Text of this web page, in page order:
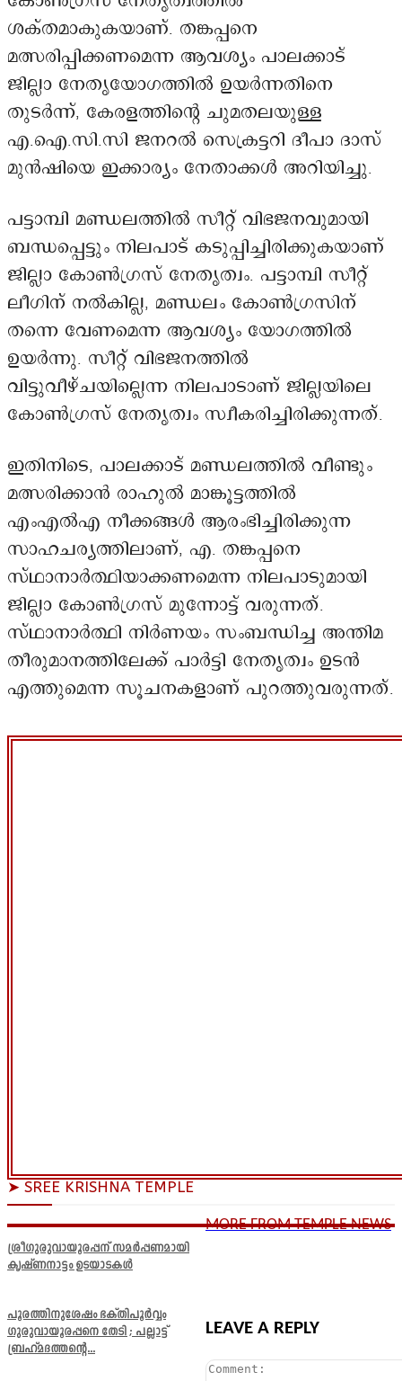
ശക്തമാകുകയാണ്. തങ്കപ്പനെ
മത്സരിപ്പിക്കണമെന്ന ആവശ്യം പാലക്കാട്
ജില്ലാ നേതൃയോഗത്തിൽ ഉയർന്നതിനെ
തുടർന്ന്, കേരളത്തിന്റെ ചുമതലയുള്ള
എ.ഐ.സി.സി ജനറൽ സെക്രട്ടറി ദീപാ ദാസ്
മുൻഷിയെ ഇക്കാര്യം നേതാക്കൾ അറിയിച്ചു.
പട്ടാമ്പി മണ്ഡലത്തിൽ സീറ്റ് വിഭജനവുമായി
ബന്ധപ്പെട്ടും നിലപാട് കടുപ്പിച്ചിരിക്കുകയാണ്
ജില്ലാ കോൺഗ്രസ് നേതൃത്വം. പട്ടാമ്പി സീറ്റ്
ലീഗിന് നൽകില്ല, മണ്ഡലം കോൺഗ്രസിന്
തന്നെ വേണമെന്ന ആവശ്യം യോഗത്തിൽ
ഉയർന്നു. സീറ്റ് വിഭജനത്തിൽ
വിട്ടുവീഴ്ചയില്ലെന്ന നിലപാടാണ് ജില്ലയിലെ
കോൺഗ്രസ് നേതൃത്വം സ്വീകരിച്ചിരിക്കുന്നത്.
ഇതിനിടെ, പാലക്കാട് മണ്ഡലത്തിൽ വീണ്ടും
മത്സരിക്കാൻ രാഹുൽ മാങ്കൂട്ടത്തിൽ
എംഎൽഎ നീക്കങ്ങൾ ആരംഭിച്ചിരിക്കുന്ന
സാഹചര്യത്തിലാണ്, എ. തങ്കപ്പനെ
സ്ഥാനാർത്ഥിയാക്കണമെന്ന നിലപാടുമായി
ജില്ലാ കോൺഗ്രസ് മുന്നോട്ട് വരുന്നത്.
സ്ഥാനാർത്ഥി നിർണയം സംബന്ധിച്ച അന്തിമ
തീരുമാനത്തിലേക്ക് പാർട്ടി നേതൃത്വം ഉടൻ
എത്തുമെന്ന സൂചനകളാണ് പുറത്തുവരുന്നത്.
➤ SREE KRISHNA TEMPLE
ശ്രീഗുരുവായൂരപ്പന് സമർപ്പണമായി
കൃഷ്ണനാട്ടം ഉടയാടകൾ
പൂരത്തിനുശേഷം ഭക്തിപൂർവ്വം
ഗുരുവായൂരപ്പനെ തേടി ; പല്ലാട്ട്
ബ്രഹ്മദത്തന്റെ...
MORE FROM TEMPLE NEWS
LEAVE A REPLY